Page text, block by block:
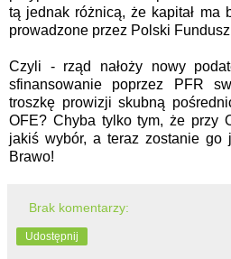
tą jednak różnicą, że kapitał ma
prowadzone przez Polski
Czyli - rząd nałoży nowy
sfinansowanie poprzez PFR
troszkę prowizji skubną
OFE? Chyba tylko tym, że przy
jakiś wybór, a teraz zostanie go
Brawo!
Brak komentarzy:
Udostępnij